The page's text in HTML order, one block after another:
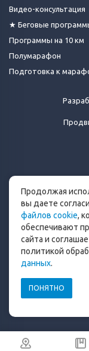
Уведомление
Видео-консультация
★ Беговые
Программы на 10 км
Полумарафон
Подготовка к
Продолжая
вы даете
файлов cookie,
обеспечивают
сайта и
политикой
данных.
ПОНЯТНО